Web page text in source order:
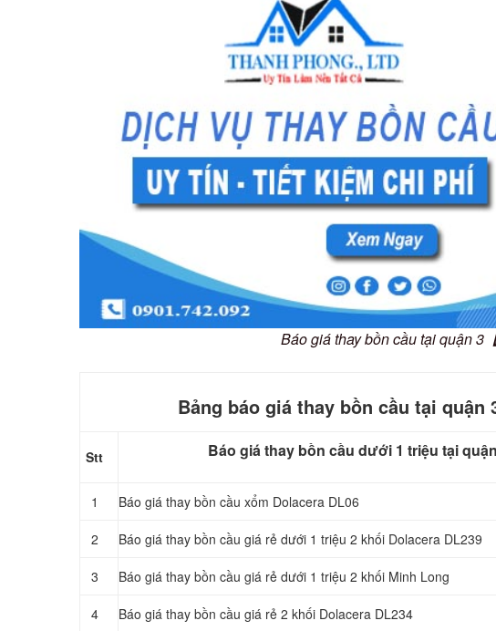
Báo giá thay bồn cầu tại quận 3
Bảng báo giá thay bồn cầu tại
Stt Báo giá thay bồn cầu dưới 1 triệu tại
1 Báo giá thay bồn cầu xổm Dolacera DL06
2 Báo giá thay bồn cầu giá rẻ dưới 1 triệu 2 khối Dolacera DL239
3 Báo giá thay bồn cầu giá rẻ dưới 1 triệu 2 khối Minh Long
4 Báo giá thay bồn cầu giá rẻ 2 khối Dolacera DL234